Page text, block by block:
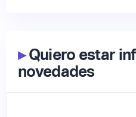
▸Quiero estar
novedades